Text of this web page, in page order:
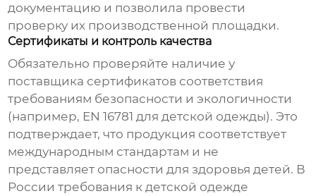
документацию и позволила провести
проверку их производственной площадки.
Сертификаты и контроль качества
Обязательно проверяйте наличие у
поставщика сертификатов соответствия
требованиям безопасности и экологичности
(например, EN 16781 для детской одежды). Это
подтверждает, что продукция соответствует
международным стандартам и не
представляет опасности для здоровья детей. В
России требования к детской одежде